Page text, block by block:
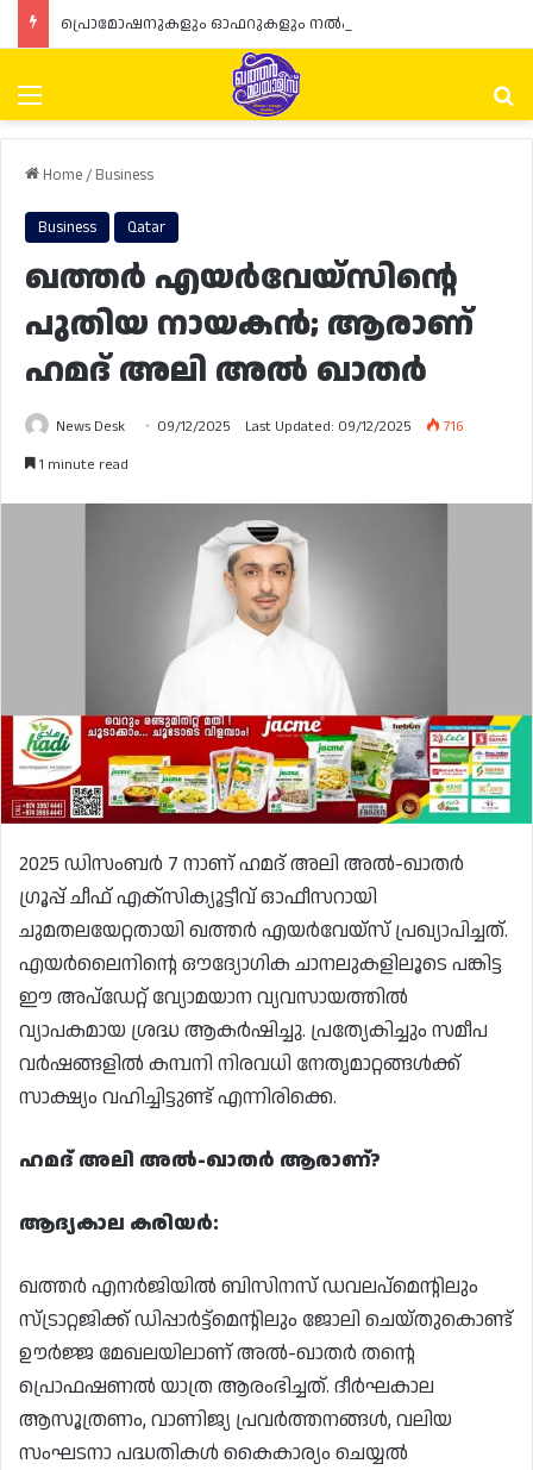
Menu
Home/ Business
Business Qatar
ഖത്തർ എയർവേയ്സിന്റെ
പുതിയ നായകൻ; ആരാണ്
ഹമദ് അലി അൽ ഖാതർ
News Desk 09/12/2025 Last Updated: 09/12/2025
716
1 minute read
2025 ഡിസംബർ 7 നാണ് ഹമദ് അലി അൽ-ഖാതർ
ഗ്രൂപ്പ് ചീഫ് എക്‌സിക്യൂട്ടീവ് ഓഫീസറായി
ചുമതലയേറ്റതായി ഖത്തർ എയർവേയ്‌സ് പ്രഖ്യാപിച്ചത്.
എയർലൈനിന്റെ ഔദ്യോഗിക ചാനലുകളിലൂടെ പങ്കിട്ട
ഈ അപ്‌ഡേറ്റ് വ്യോമയാന വ്യവസായത്തിൽ
വ്യാപകമായ ശ്രദ്ധ ആകർഷിച്ചു. പ്രത്യേകിച്ചും സമീപ
വർഷങ്ങളിൽ കമ്പനി നിരവധി നേതൃമാറ്റങ്ങൾക്ക്
സാക്ഷ്യം വഹിച്ചിട്ടുണ്ട് എന്നിരിക്കെ.
ഹമദ് അലി അൽ-ഖാതർ ആരാണ്?
ആദ്യകാല കരിയർ:
ഖത്തർ എനർജിയിൽ ബിസിനസ് ഡവലപ്മെന്റിലും
സ്ട്രാറ്റജിക്ക് ഡിപ്പാർട്ട്‌മെന്റിലും ജോലി ചെയ്തുകൊണ്ട്
ഊർജ്ജ മേഖലയിലാണ് അൽ-ഖാതർ തന്റെ
പ്രൊഫഷണൽ യാത്ര ആരംഭിച്ചത്. ദീർഘകാല
ആസൂത്രണം, വാണിജ്യ പ്രവർത്തനങ്ങൾ, വലിയ
സംഘടനാ പദ്ധതികൾ കൈകാര്യം ചെയ്യൽ